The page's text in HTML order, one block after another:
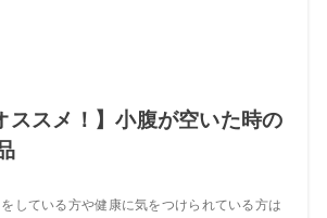
ススメ！】小腹が空いた時の
している方や健康に気をつけられている方は